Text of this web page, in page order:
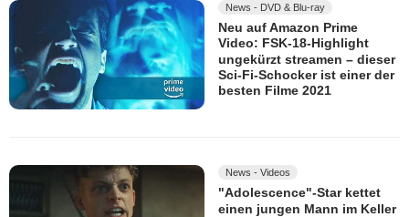
News - DVD & Blu-ray
Neu auf Amazon Prime
Video: FSK-18-Highlight
ungekürzt streamen – dieser
Sci-Fi-Schocker ist einer der
besten Filme 2021
News - Videos
"Adolescence"-Star kettet
einen jungen Mann im Keller